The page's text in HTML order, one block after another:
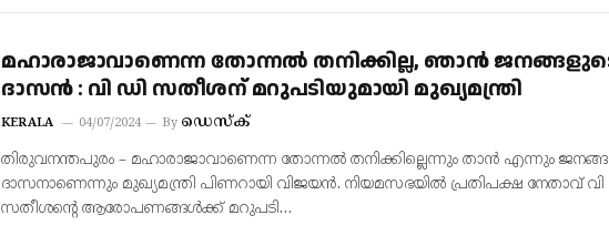
മഹാരാജാവാണെന്ന തോന്നല്‍ തനിക്കില്ല, ഞാന്‍
ദാസന്‍ : വി ഡി സതീശന് മറുപടിയുമായി മുഖ്യമന്ത്രി
KERALA 04/07/2024 By ഡെസ്‌ക്
തിരുവനന്തപുരം – മഹാരാജാവാണെന്ന തോന്നല്‍ തനിക്കില്ലെന്നും താന്‍ എന്നും
ദാസനാണെന്നും മുഖ്യമന്ത്രി പിണറായി വിജയന്‍. നിയമസഭയില്‍ പ്രതിപക്ഷ നേതാവ് വി
സതീശന്റെ ആരോപണങ്ങള്‍ക്ക് മറുപടി…